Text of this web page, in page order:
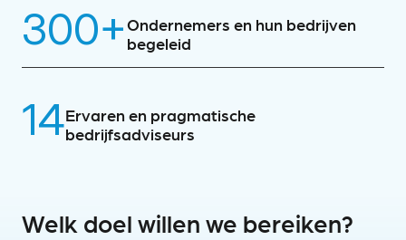
300+Ondernemers en hun bedrijven
begeleid
14Ervaren en pragmatische
bedrijfsadviseurs
Welk doel willen we bereiken?